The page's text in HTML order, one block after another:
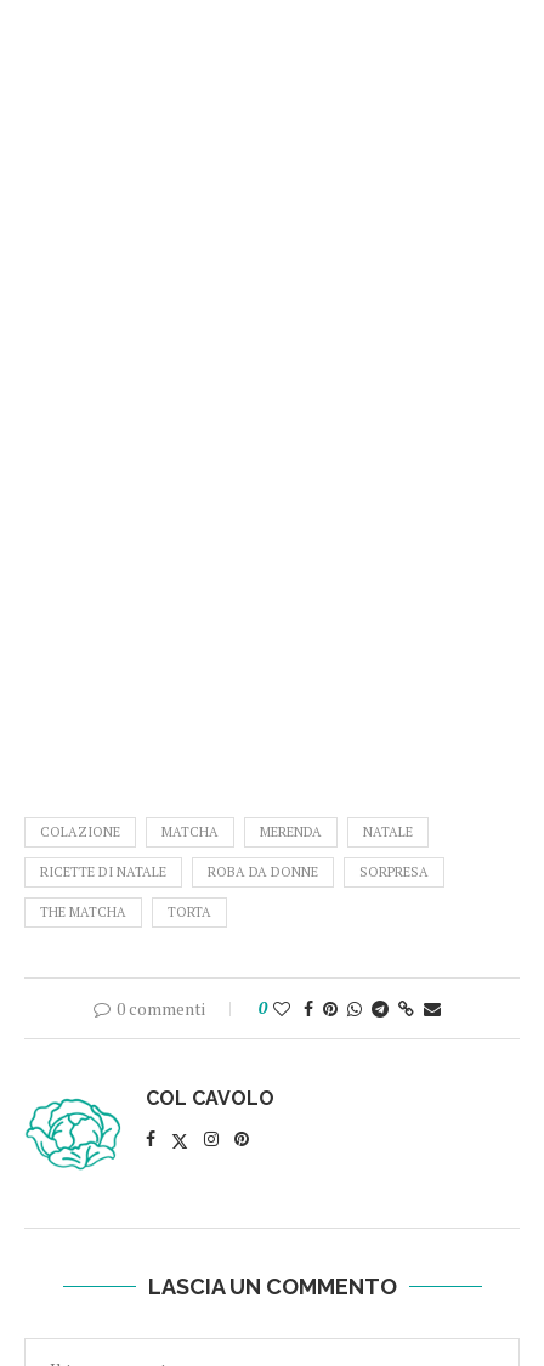
COLAZIONE MATCHA MERENDA NATALE
RICETTE DI NATALE ROBA DA DONNE SORPRESA
THE MATCHA TORTA
0 commenti 0
COL CAVOLO
LASCIA UN COMMENTO